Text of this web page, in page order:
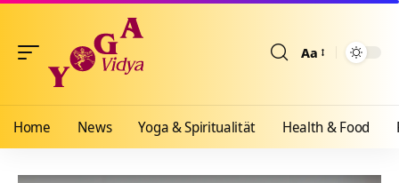
Aa
Home News Yoga & Spiritualität Health & Food